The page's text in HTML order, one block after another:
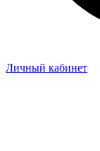
Личный кабинет